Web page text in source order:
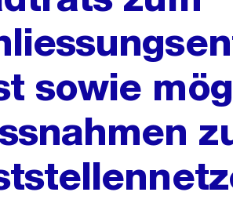
sowie